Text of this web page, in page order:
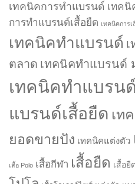
เทคนิคการทำแบรนด์ เทคนิ
การทำแบรนด์เสื้อยืด เทคนิคการเ
เทคนิคทำแบรนด์
ตลาด เทคนิคทำแบรนด์
เทคนิคทำแบรน
แบรนด์เสื้อยืด เท
ยอดขายปัง เทคนิคแต่งตัว
เสื้อ Polo เสื้อกีฬา เสื้อยืด เสื้อ